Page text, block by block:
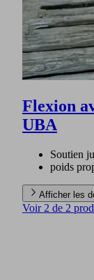
Flexion
UBA
Soutien
poids
Afficher les
Voir 2 de 2